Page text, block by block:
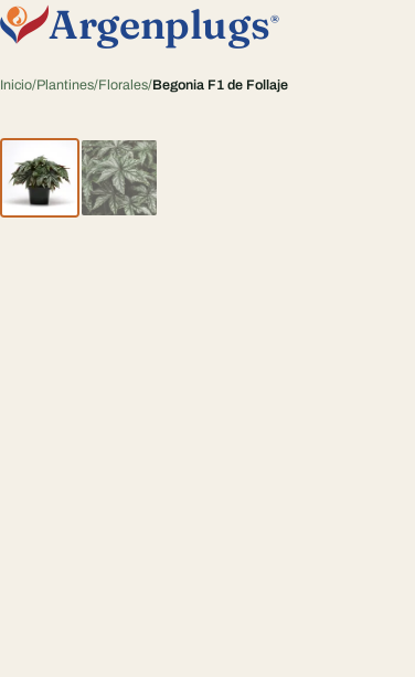
Argenplugs®
Inicio/Plantines/Florales/Begonia F1 de Follaje